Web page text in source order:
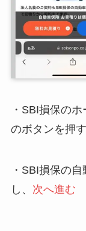
・SBI損保の
のボタンを押す
・SBI損保の
し、 次へ進む